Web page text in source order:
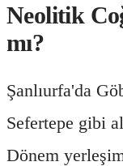
Neolitik
mı?
Şanlıurfa'da
Sefertepe gibi
Dönem